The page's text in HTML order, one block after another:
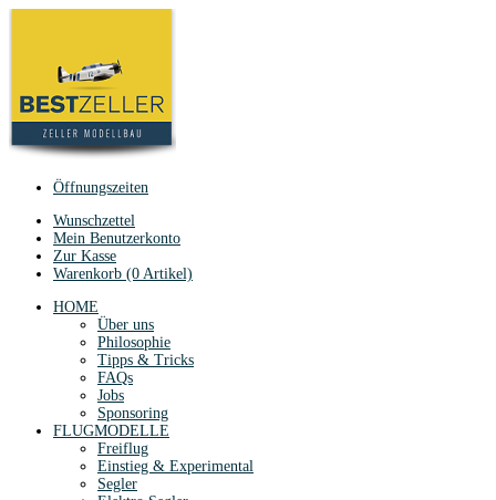
Öffnungszeiten
Wunschzettel
Mein Benutzerkonto
Zur Kasse
Warenkorb (0 Artikel)
HOME
Über uns
Philosophie
Tipps & Tricks
FAQs
Jobs
Sponsoring
FLUGMODELLE
Freiflug
Einstieg & Experimental
Segler